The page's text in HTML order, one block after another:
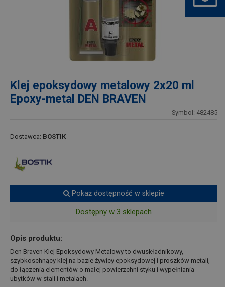
Klej epoksydowy metalowy 2x20 ml
Epoxy-metal DEN BRAVEN
Symbol: 482485
Dostawca: BOSTIK
Pokaż dostępność w sklepie
Dostępny w 3 sklepach
Opis produktu:
Den Braven Klej Epoksydowy Metalowy to dwuskładnikowy,
szybkoschnący klej na bazie żywicy epoksydowej i proszków metali,
do łączenia elementów o małej powierzchni styku i wypełniania
ubytków w stali i metalach.